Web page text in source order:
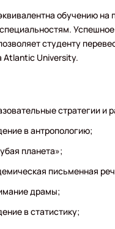
обучению на
студенту
Atlantic University.
стратегии и
в антропологию;
планета»;
письменная
драмы;
в статистику;